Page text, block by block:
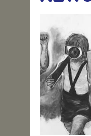
CONTACTS